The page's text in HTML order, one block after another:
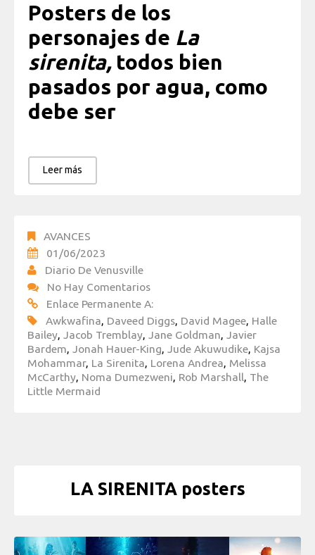
Posters de los
personajes de La
sirenita, todos bien
pasados por agua, como
debe ser
Leer más
AVANCES
01/06/2023
Diario De Venusville
No Hay Comentarios
Enlace Permanente A:
Awkwafina, Daveed Diggs, David Magee, Halle
Bailey, Jacob Tremblay, Jane Goldman, Javier
Bardem, Jonah Hauer-King, Jude Akuwudike, Kajsa
Mohammar, La Sirenita, Lorena Andrea, Melissa
McCarthy, Noma Dumezweni, Rob Marshall, The
Little Mermaid
LA SIRENITA posters